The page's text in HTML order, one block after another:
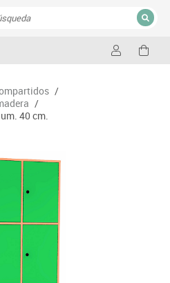
CERRAR
/
/
40 cm.